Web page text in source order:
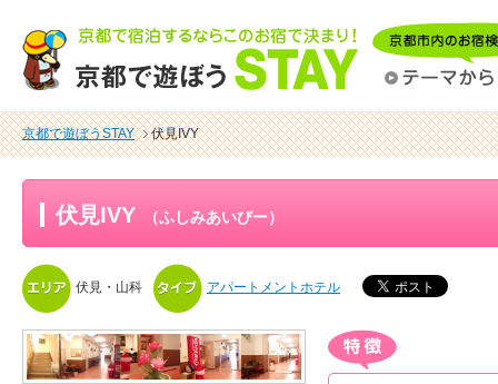
京都で遊ぼうSTAY 伏見IVY
伏見IVY （ふしみあいびー）
伏見・山科 アパートメントホテル